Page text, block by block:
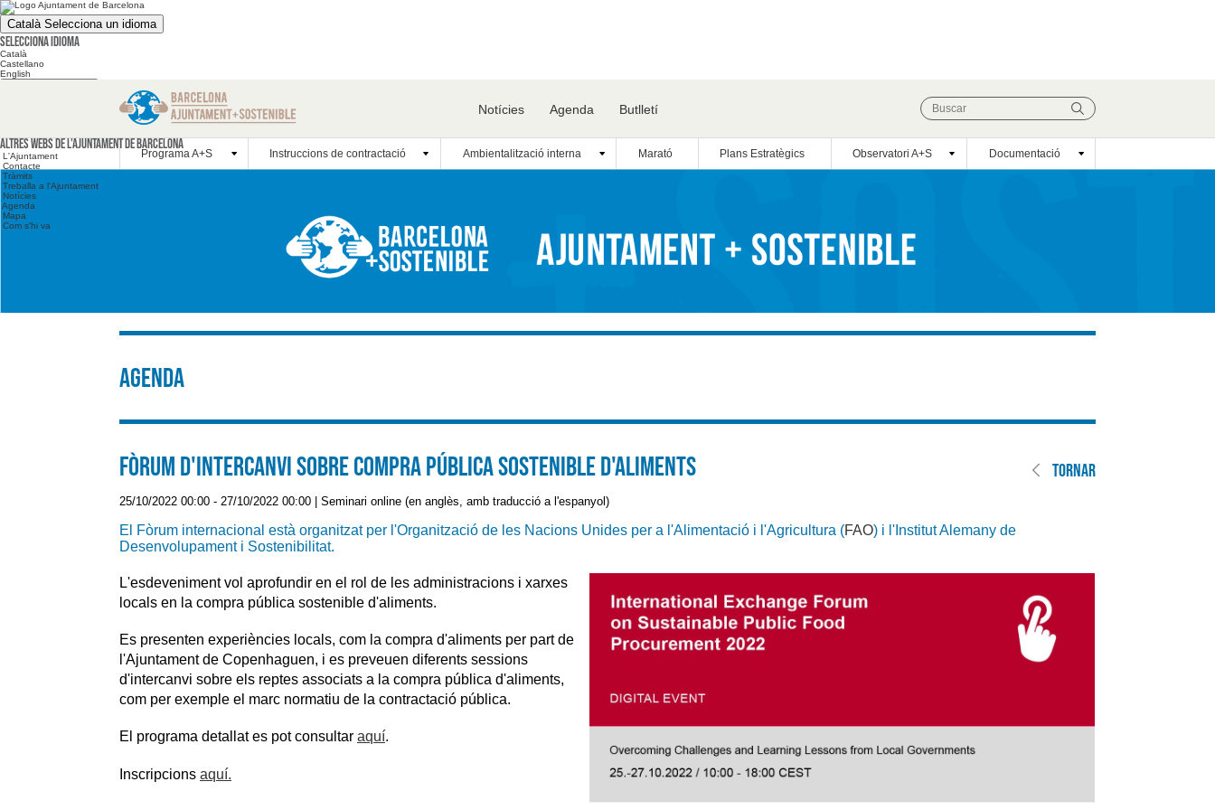
Català Selecciona un idioma
Selecciona idioma
Català
Castellano
English
Altres webs de l'Ajuntament de Barcelona
L'Ajuntament
Contacte
Tràmits
Treballa a l'Ajuntament
Notícies
Agenda
Mapa
Com s'hi va
Notícies Agenda Butlletí
Programa A+S Instruccions de contractació Ambientalització interna Marató Plans Estratègics Observatori A+S Documentació
Agenda
TORNAR
Fòrum d'intercanvi sobre Compra Pública Sostenible d'aliments
25/10/2022 00:00 - 27/10/2022 00:00 Seminari online (en anglès, amb traducció a l'espanyol)
El Fòrum internacional està organitzat per l'Organització de les Nacions Unides per a l'Alimentació i l'Agricultura (FAO) i l'Institut Alemany de
Desenvolupament i Sostenibilitat.
L'esdeveniment vol aprofundir en el rol de les administracions i xarxes
locals en la compra pública sostenible d'aliments.
Es presenten experiències locals, com la compra d'aliments per part de
l'Ajuntament de Copenhaguen, i es preveuen diferents sessions
d'intercanvi sobre els reptes associats a la compra pública d'aliments,
com per exemple el marc normatiu de la contractació pública.
El programa detallat es pot consultar aquí.
Inscripcions aquí.